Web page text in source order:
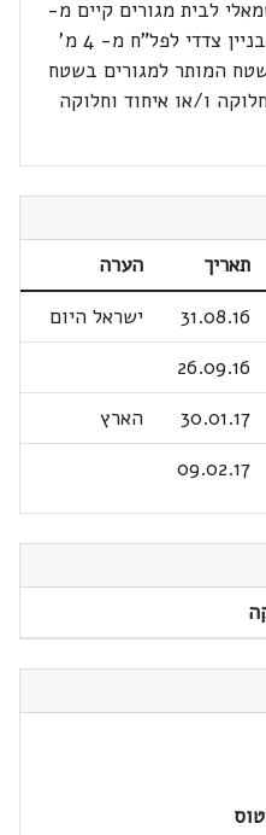
שמאלי לבית מגורים קיים מ-
4 מ' ל- 1.8 מ'. 3. שינוי לקו בניין צדדי לפל"ח מ- 4 מ'
השטח המותר למגורים בשטח
מ"ר ללא שינוי. 5. חלוקה ו/או איחוד וחלוקה
תאריך
הערה
31.08.16
ישראל היום
26.09.16
30.01.17
הארץ
09.02.17